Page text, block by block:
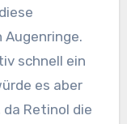
schnell ein
es aber
Retinol die